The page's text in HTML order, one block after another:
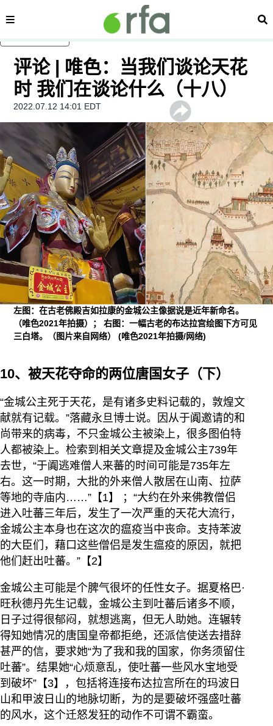
内容分类 搜
评论 | 唯色：当我们谈论天花
时 我们在谈论什么（十八）
2022.07.12 14:01 EDT
左图：在古老佛殿吉如拉康的金城公主像据说是近年新命名。
（唯色2021年拍摄）； 右图：一幅古老的布达拉宫绘图下方可见
三白塔。（图片来自网络）(唯色2021年拍摄/网络)
10、被天花夺命的两位唐国女子（下）
“金城公主死于天花，是有诸多史料记载的，敦煌文
献就有记载。”落藏永旦博士说。因从于阗邀请的和
尚带来的病毒，不只金城公主被染上，很多图伯特
人都被染上。检索到相关文章提及金城公主739年
去世，“于阗逃难僧人来蕃的时间可能是735年左
右。这一时期，大批的外来僧人散居在山南、拉萨
等地的寺庙内……”【1】 ；“大约在外来佛教僧侣
进入吐蕃三年后，发生了一次严重的天花大流行，
金城公主本身也在这次的瘟疫当中丧命。支持苯波
的大臣们，藉口这些僧侣是发生瘟疫的原因，就把
他们赶出吐蕃。”【2】
金城公主可能是个脾气很坏的任性女子。据夏格巴·
旺秋德丹先生记载，金城公主到吐蕃后诸多不顺，
日子过得很郁闷，就想逃离，但无人助她。连辗转
得知她情况的唐国皇帝都拒绝，还派信使送去措辞
甚严的信，要求她“为了我和我的国家，你务须留住
吐蕃”。结果她“心烦意乱，使吐蕃一些风水宝地受
到破坏”【3】，包括将连接布达拉宫所在的玛波日
山和甲波日山的地脉切断，为的是要破坏强盛吐蕃
的风水，这个迁怒发狂的动作不可谓不霸蛮。